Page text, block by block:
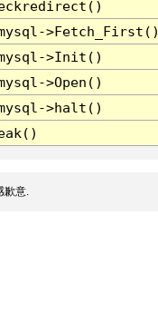
>Init()
>Open()
>halt()
歉意.